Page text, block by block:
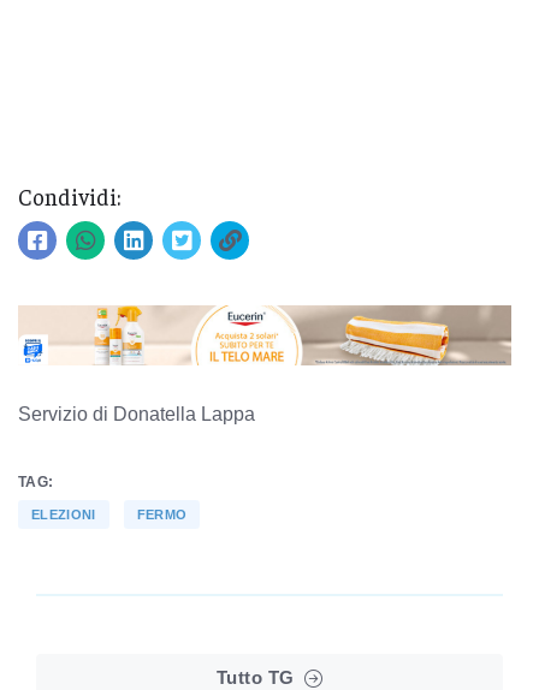
Condividi:
Servizio di Donatella Lappa
TAG:
ELEZIONI FERMO
Tutto TG